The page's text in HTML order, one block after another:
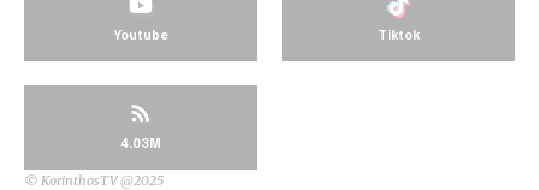
Youtube Tiktok
4.03M
© KorinthosTV @2025